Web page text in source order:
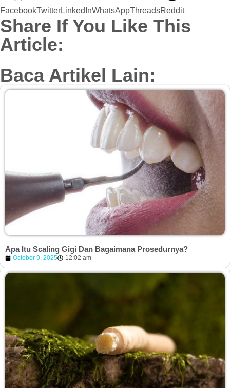
FacebookTwitterLinkedInWhatsAppThreadsReddit
Share If You Like This
Article:
Baca Artikel Lain:
Apa Itu Scaling Gigi Dan Bagaimana Prosedurnya?
October 9, 2025 12:02 am